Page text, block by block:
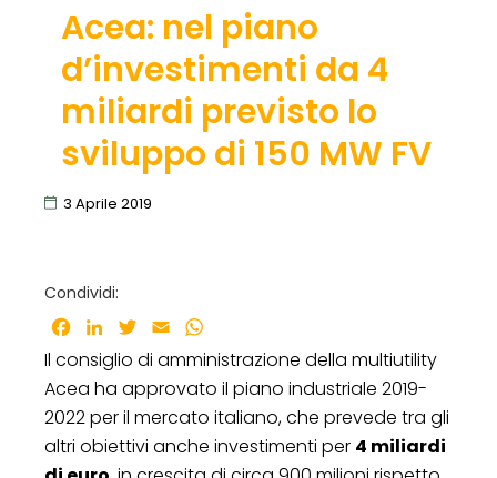
Acea: nel piano
d’investimenti da 4
miliardi previsto lo
sviluppo di 150 MW FV
3 Aprile 2019
Condividi:
Facebook
LinkedInTwitter
Email
Il consiglio di amministrazione della multiutility
Acea ha approvato il piano industriale 2019-
2022 per il mercato italiano, che prevede tra gli
altri obiettivi anche investimenti per 4 miliardi